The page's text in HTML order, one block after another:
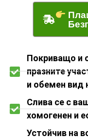
Покриващо и
празните
и обемен вид
Слива се с
хомогенен и
Устойчив на